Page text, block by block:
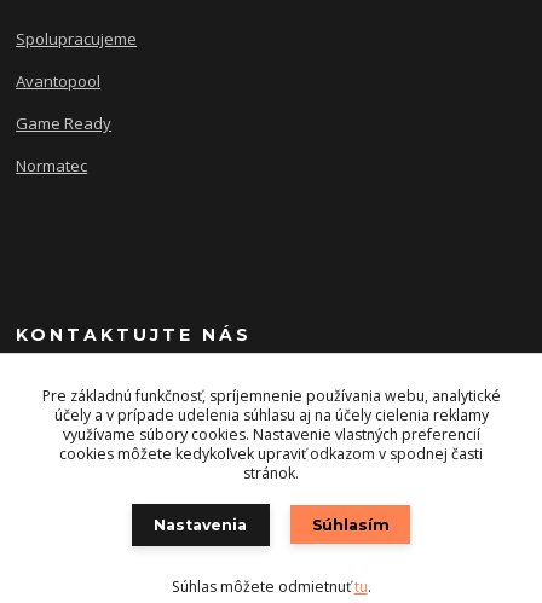
Spolupracujeme
Avantopool
Game Ready
Normatec
KONTAKTUJTE NÁS
+421 903 243 393
info@energysport.sk
Vytvorené na Eshop-rychlo.sk
Pre základnú funkčnosť, spríjemnenie používania webu, analytické
účely a v prípade udelenia súhlasu aj na účely cielenia reklamy
využívame súbory cookies. Nastavenie vlastných preferencií
cookies môžete kedykoľvek upraviť odkazom v spodnej časti
stránok.
Nastavenia Súhlasím
Súhlas môžete odmietnuťtu.